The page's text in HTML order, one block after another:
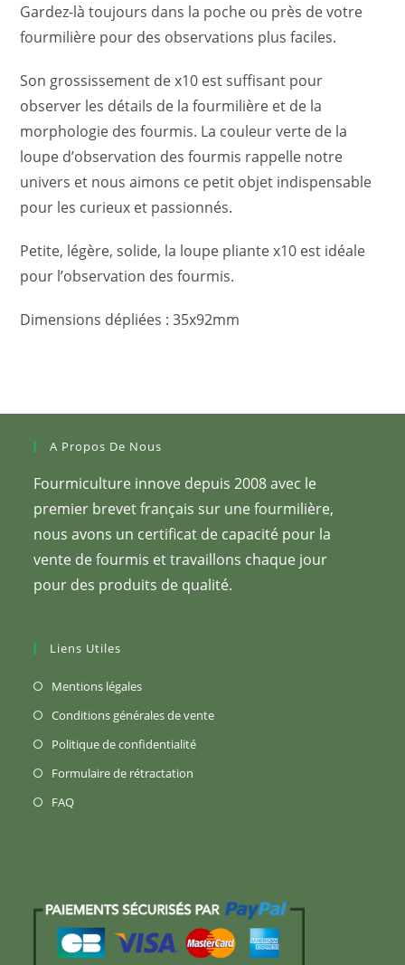
Gardez-là toujours dans la poche ou près de votre
fourmilière pour des observations plus faciles.
Son grossissement de x10 est suffisant pour
observer les détails de la fourmilière et de la
morphologie des fourmis. La couleur verte de la
loupe d’observation des fourmis rappelle notre
univers et nous aimons ce petit objet indispensable
pour les curieux et passionnés.
Petite, légère, solide, la loupe pliante x10 est idéale
pour l’observation des fourmis.
Dimensions dépliées : 35x92mm
A Propos De Nous
Fourmiculture innove depuis 2008 avec le
premier brevet français sur une fourmilière,
nous avons un certificat de capacité pour la
vente de fourmis et travaillons chaque jour
pour des produits de qualité.
Liens Utiles
Mentions légalesS’ouvre
nouvel
onglet
Conditions générales de venteS’ouvre
Politique de confidentialitéS’ouvre
Formulaire de rétractation
FAQS’ouvre